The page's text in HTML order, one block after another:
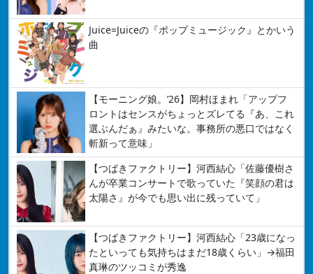
Juice=Juiceの『ポップミュージック』とかいう
曲
【モーニング娘。’26】岡村ほまれ「アップフ
ロントはセンスがちょっとズレてる『あ、これ
選ぶんだぁ』みたいな。事務所の悪口ではなく
斬新って意味」
【つばきファクトリー】河西結心「佐藤優樹さ
んが卒業コンサートで歌っていた『笑顔の君は
太陽さ』が今でも思い出に残っていて」
【つばきファクトリー】河西結心「23歳になっ
たといっても気持ちはまだ18歳くらい」→福田
真琳のツッコミが秀逸